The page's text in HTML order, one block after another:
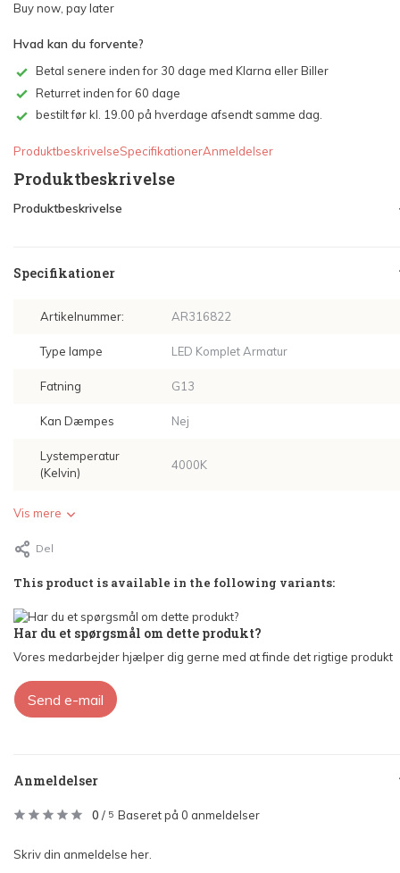
Buy now, pay later
Hvad kan du forvente?
Betal senere inden for 30 dage med Klarna eller Biller
Returret inden for 60 dage
bestilt før kl. 19.00 på hverdage afsendt samme dag.
ProduktbeskrivelseSpecifikationerAnmeldelser
Produktbeskrivelse
Produktbeskrivelse
Specifikationer
Artikelnummer: AR316822
Type lampe LED Komplet Armatur
Fatning G13
Kan Dæmpes Nej
Lystemperatur
(Kelvin)
4000K
Vis mere
Del
This product is available in the following variants:
Har du et spørgsmål om dette produkt?
Vores medarbejder hjælper dig gerne med at finde det rigtige produkt
Send e-mail
Anmeldelser
0 / 5 Baseret på 0 anmeldelser
Skriv din anmeldelse her.